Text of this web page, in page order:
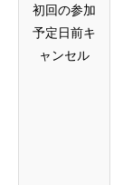
初回の参加
予定日前キ
ャンセル